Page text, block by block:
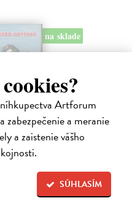
Artforum
zabezpečenie a meranie
a zaistenie vášho
SÚHLASÍM
na sklade
Postavili im sochy a